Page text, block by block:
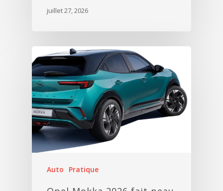
juillet 27, 2026
Auto Pratique